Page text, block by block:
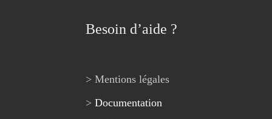
Besoin d’aide ?
> Mentions légales
> Documentation